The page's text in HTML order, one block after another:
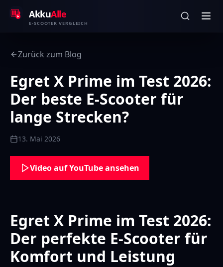
AkkuAlle
E-SCOOTER VERGLEICH
Zurück zum Blog
Egret X Prime im Test 2026:
Der beste E-Scooter für
lange Strecken?
13. Mai 2026
Video auf YouTube ansehen
Egret X Prime im Test 2026:
Der perfekte E-Scooter für
Komfort und Leistung